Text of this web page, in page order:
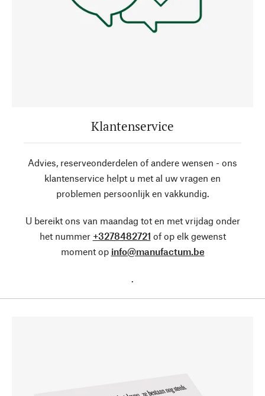
Klantenservice
Advies, reserveonderdelen of andere wensen - ons
klantenservice helpt u met al uw vragen en
problemen persoonlijk en vakkundig.
U bereikt ons van maandag tot en met vrijdag onder
het nummer +3278482721 of op elk gewenst
moment op info@manufactum.be
.